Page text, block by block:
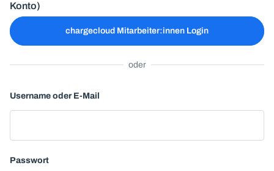
Konto)
chargecloud Mitarbeiter:innen Login
oder
Username oder E-Mail
Passwort